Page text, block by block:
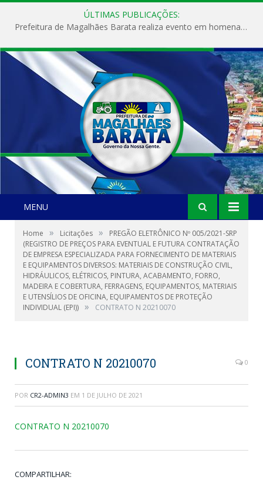
ÚLTIMAS PUBLICAÇÕES:
Prefeitura de Magalhães Barata realiza evento em homenagem ao Dia Internacional da Mulher
MENU
Home » Licitações »
PREGÃO ELETRÔNICO Nº 005/2021-SRP
(REGISTRO DE PREÇOS PARA EVENTUAL E FUTURA CONTRATAÇÃO
DE EMPRESA ESPECIALIZADA PARA FORNECIMENTO DE MATERIAIS
E EQUIPAMENTOS DIVERSOS: MATERIAIS DE CONSTRUÇÃO CIVIL,
HIDRÁULICOS, ELÉTRICOS, PINTURA, ACABAMENTO, FORRO,
MADEIRA E COBERTURA, FERRAGENS, EQUIPAMENTOS, MATERIAIS
E UTENSÍLIOS DE OFICINA, EQUIPAMENTOS DE PROTEÇÃO
INDIVIDUAL (EPI)) » CONTRATO N 20210070
CONTRATO N 20210070 0
POR CR2-ADMIN3 EM 1 DE JULHO DE 2021
CONTRATO N 20210070
COMPARTILHAR: